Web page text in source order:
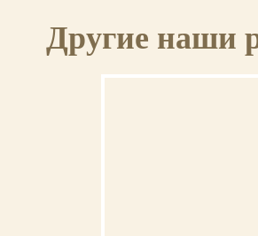
Другие наши